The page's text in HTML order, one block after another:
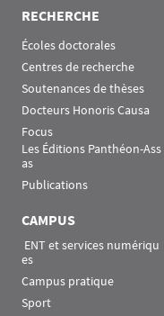
RECHERCHE
Écoles doctorales
Centres de recherche
Soutenances de thèses
Docteurs Honoris Causa
Focus
Les Éditions Panthéon-Ass
as
Publications
CAMPUS
es
Campus pratique
Sport